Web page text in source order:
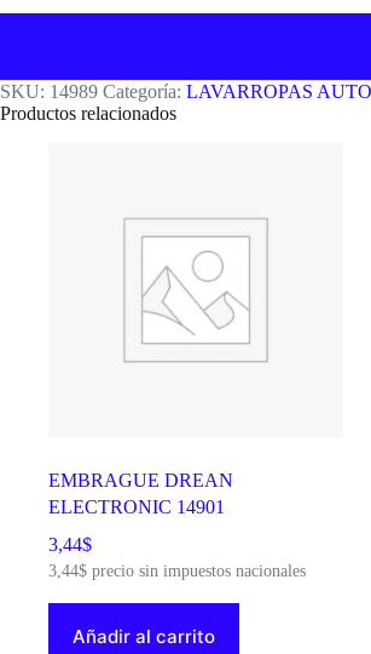
SKU: 14989 Categoría: LAVARROPAS
Productos relacionados
EMBRAGUE DREAN
ELECTRONIC 14901
3,44$
3,44$ precio sin impuestos nacionales
Añadir al carrito